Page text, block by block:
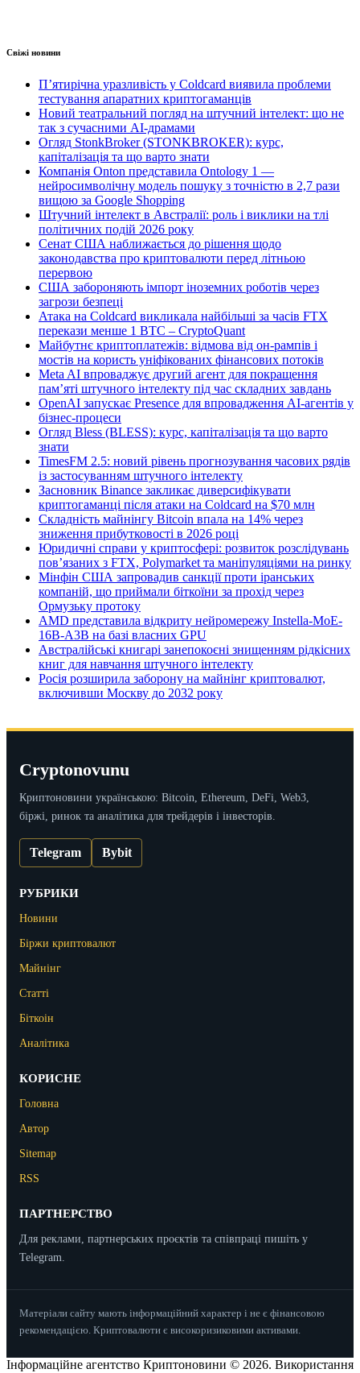
Свіжі новини
П’ятирічна уразливість у Coldcard виявила проблеми
тестування апаратних криптогаманців
Новий театральний погляд на штучний інтелект: що не
так з сучасними AI-драмами
Огляд StonkBroker (STONKBROKER): курс,
капіталізація та що варто знати
Компанія Onton представила Ontology 1 —
нейросимволічну модель пошуку з точністю в 2,7 рази
вищою за Google Shopping
Штучний інтелект в Австралії: роль і виклики на тлі
політичних подій 2026 року
Сенат США наближається до рішення щодо
законодавства про криптовалюти перед літньою
перервою
США забороняють імпорт іноземних роботів через
загрози безпеці
Атака на Coldcard викликала найбільші за часів FTX
перекази менше 1 BTC – CryptoQuant
Майбутнє криптоплатежів: відмова від он-рампів і
мостів на користь уніфікованих фінансових потоків
Meta AI впроваджує другий агент для покращення
пам’яті штучного інтелекту під час складних завдань
OpenAI запускає Presence для впровадження AI-агентів у
бізнес-процеси
Огляд Bless (BLESS): курс, капіталізація та що варто
знати
TimesFM 2.5: новий рівень прогнозування часових рядів
із застосуванням штучного інтелекту
Засновник Binance закликає диверсифікувати
криптогаманці після атаки на Coldcard на $70 млн
Складність майнінгу Bitcoin впала на 14% через
зниження прибутковості в 2026 році
Юридичні справи у криптосфері: розвиток розслідувань
пов’язаних з FTX, Polymarket та маніпуляціями на ринку
Мінфін США запровадив санкції проти іранських
компаній, що приймали біткоїни за прохід через
Ормузьку протоку
AMD представила відкриту нейромережу Instella-MoE-
16B-A3B на базі власних GPU
Австралійські книгарі занепокоєні знищенням рідкісних
книг для навчання штучного інтелекту
Росія розширила заборону на майнінг криптовалют,
включивши Москву до 2032 року
Cryptonovunu
Криптоновини українською: Bitcoin, Ethereum, DeFi, Web3,
біржі, ринок та аналітика для трейдерів і інвесторів.
Telegram Bybit
РУБРИКИ
Новини
Біржи криптовалют
Майнінг
Статті
Біткоін
Аналітика
КОРИСНЕ
Головна
Автор
Sitemap
RSS
ПАРТНЕРСТВО
Для реклами, партнерських проєктів та співпраці пишіть у
Telegram.
Матеріали сайту мають інформаційний характер і не є фінансовою
рекомендацією. Криптовалюти є високоризиковими активами.
Інформаційне агентство Криптоновини © 2026. Використання